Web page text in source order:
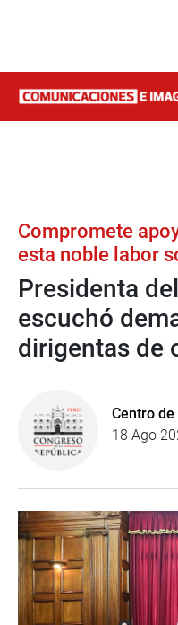
Compromete
esta noble labor
Presidenta
escuchó
dirigentas de
Centro
18 Ago